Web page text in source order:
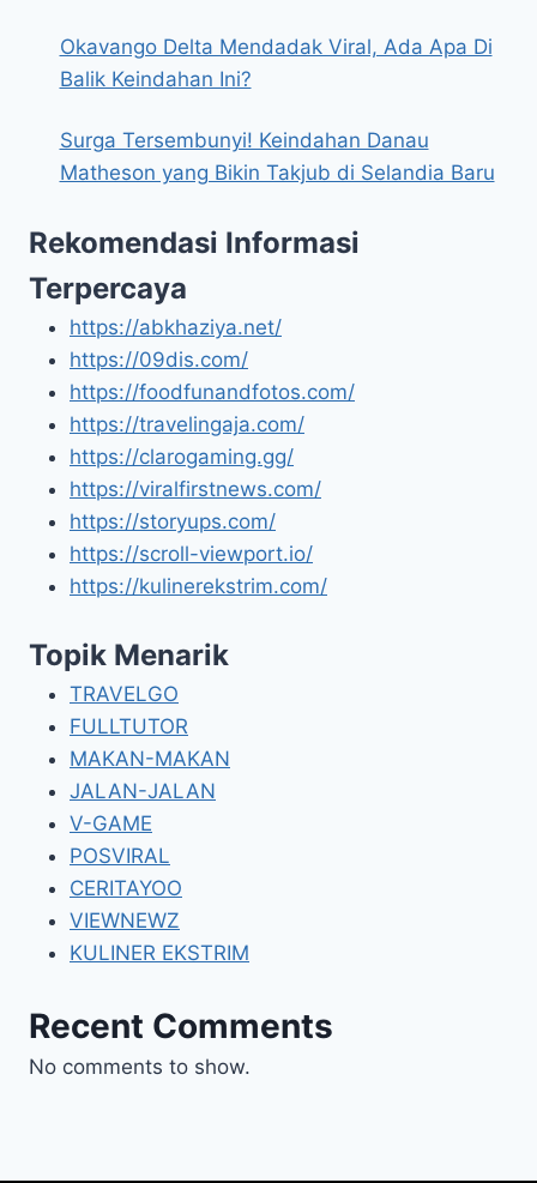
Okavango Delta Mendadak Viral, Ada Apa Di
Balik Keindahan Ini?
Surga Tersembunyi! Keindahan Danau
Matheson yang Bikin Takjub di Selandia Baru
Rekomendasi Informasi
Terpercaya
https://abkhaziya.net/
https://09dis.com/
https://foodfunandfotos.com/
https://travelingaja.com/
https://clarogaming.gg/
https://viralfirstnews.com/
https://storyups.com/
https://scroll-viewport.io/
https://kulinerekstrim.com/
Topik Menarik
TRAVELGO
FULLTUTOR
MAKAN-MAKAN
JALAN-JALAN
V-GAME
POSVIRAL
CERITAYOO
VIEWNEWZ
KULINER EKSTRIM
Recent Comments
No comments to show.